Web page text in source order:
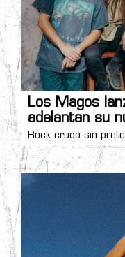
Los Magos
adelantan su
Rock crudo sin